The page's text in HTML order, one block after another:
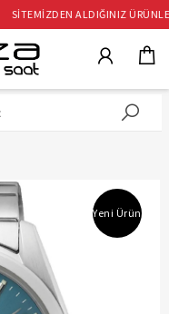
SİTEMİZDEN ALDIĞINIZ
Yeni Ürün